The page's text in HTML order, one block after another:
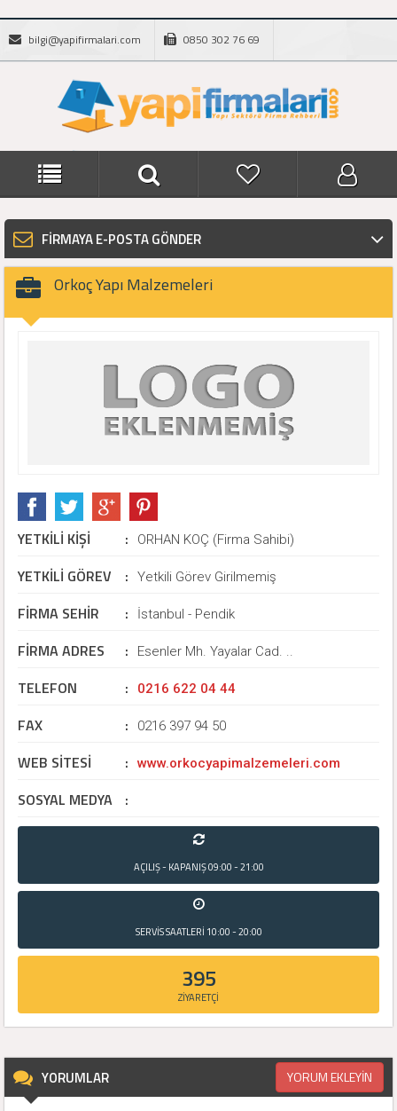
bilgi@yapifirmalari.com 0850 302 76 69
FİRMAYA E-POSTA GÖNDER
Orkoç Yapı Malzemeleri
YETKİLİ KİŞİ : ORHAN KOÇ (Firma Sahibi)
YETKİLİ GÖREV : Yetkili Görev Girilmemiş
FİRMA SEHİR : İstanbul - Pendik
FİRMA ADRES : Esenler Mh. Yayalar Cad. ..
TELEFON : 0216 622 04 44
FAX : 0216 397 94 50
WEB SİTESİ : www.orkocyapimalzemeleri.com
SOSYAL MEDYA :
AÇILIŞ - KAPANIŞ09:00 - 21:00
SERVİS SAATLERİ 10:00 - 20:00
395
ZİYARETÇİ
YORUMLAR YORUM EKLEYİN